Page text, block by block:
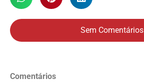
Sem Comentários
Comentários